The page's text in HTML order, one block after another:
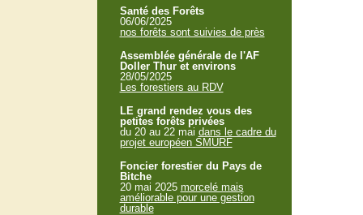
Santé des Forêts
06/06/2025
nos forêts sont suivies de près
Assemblée générale de l'AF
Doller Thur et environs
28/05/2025
Les forestiers au RDV
LE grand rendez vous des
petites forêts privées
du 20 au 22 mai dans le cadre du
projet européen SMURF
Foncier forestier du Pays de
Bitche
20 mai 2025 morcelé mais
améliorable pour une gestion
durable